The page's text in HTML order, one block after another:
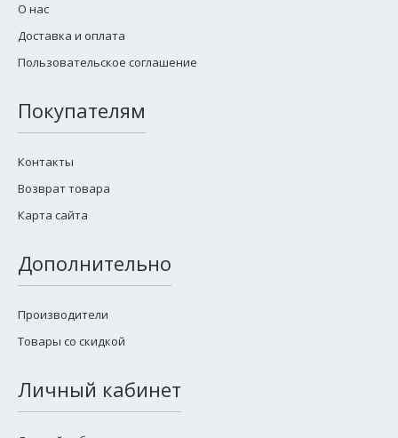
О нас
Доставка и оплата
Пользовательское соглашение
Покупателям
Контакты
Возврат товара
Карта сайта
Дополнительно
Производители
Товары со скидкой
Личный кабинет